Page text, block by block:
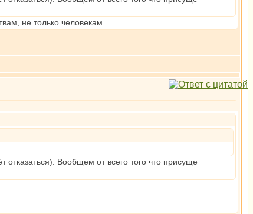
не только человекам.
отказаться). Вообщем от всего того что присуще